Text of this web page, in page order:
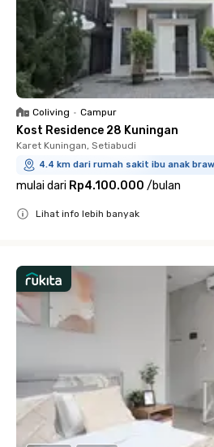
Coliving • Campur
Kost Residence 28 Kuningan
Karet Kuningan, Setiabudi
4.4 km dari rumah sakit ibu anak
mulai dari Rp4.100.000 /bulan
Lihat info lebih banyak